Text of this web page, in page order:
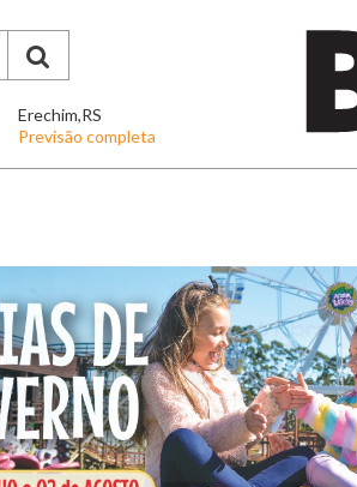
Erechim,RS
Previsão completa